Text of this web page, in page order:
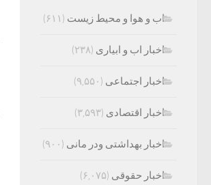
اب و هوا و محیط زیست (۶۱۱)
اخبار اب و ابیاری (۲۳۸)
اخبار اجتماعی (۹,۵۵۰)
اخبار اقتصادی (۳,۵۹۳)
اخبار بهداشتی ودر مانی (۹۰۰)
اخبار حقوقی (۶,۰۷۵)